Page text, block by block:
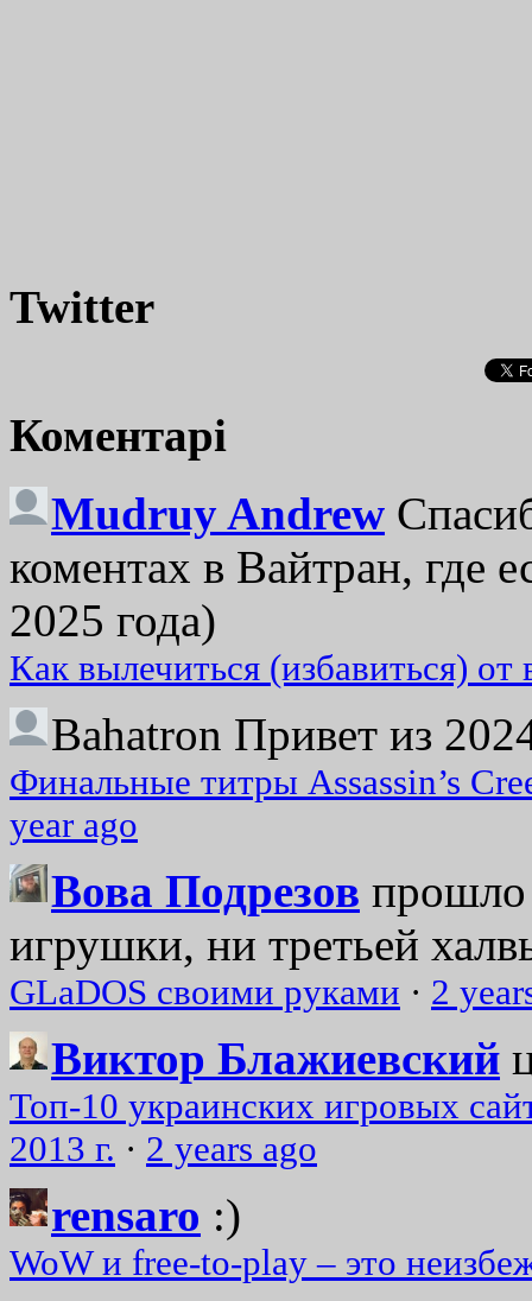
Twitter
Коментарі
Mudruy Andrew
коментах в Вайтран, где
2025 года)
Как вылечиться (избавиться)
Bahatron Привет из
Финальные титры Assassin’s
year ago
Вова Подрезов прошло
игрушки, ни третьей
GLaDOS своими руками · 2
Виктор Блажиевский
Топ-10 украинских игровых
2013 г. · 2 years ago
rensaro :)
WoW и free-to-play – это